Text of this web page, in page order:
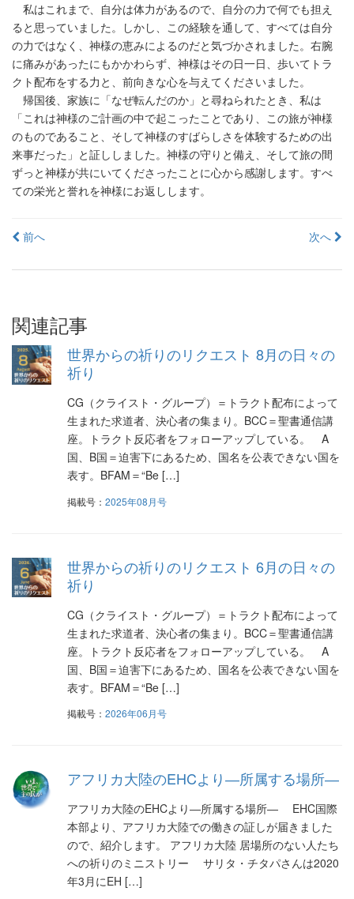
私はこれまで、自分は体力があるので、自分の力で何でも担え
ると思っていました。しかし、この経験を通して、すべては自分
の力ではなく、神様の恵みによるのだと気づかされました。右腕
に痛みがあったにもかかわらず、神様はその日一日、歩いてトラ
クト配布をする力と、前向きな心を与えてくださいました。
帰国後、家族に「なぜ転んだのか」と尋ねられたとき、私は
「これは神様のご計画の中で起こったことであり、この旅が神様
のものであること、そして神様のすばらしさを体験するための出
来事だった」と証ししました。神様の守りと備え、そして旅の間
ずっと神様が共にいてくださったことに心から感謝します。すべ
ての栄光と誉れを神様にお返しします。
投
ビ
ゲ
ー
次へ
前へ
関連記事
世界からの祈りのリクエスト 8月の日々の
祈り
CG（クライスト・グループ）＝トラクト配布によって
生まれた求道者、決心者の集まり。BCC＝聖書通信講
座。トラクト反応者をフォローアップしている。 A
国、B国＝迫害下にあるため、国名を公表できない国を
表す。BFAM＝“Be […]
掲載号： 2025年08月号
世界からの祈りのリクエスト 6月の日々の
祈り
CG（クライスト・グループ）＝トラクト配布によって
生まれた求道者、決心者の集まり。BCC＝聖書通信講
座。トラクト反応者をフォローアップしている。 A
国、B国＝迫害下にあるため、国名を公表できない国を
表す。BFAM＝“Be […]
掲載号： 2026年06月号
アフリカ大陸のEHCより―所属する場所―
アフリカ大陸のEHCより―所属する場所― EHC国際
本部より、アフリカ大陸での働きの証しが届きました
ので、紹介します。 アフリカ大陸 居場所のない人たち
への祈りのミニストリー サリタ・チタパさんは2020
年3月にEH […]